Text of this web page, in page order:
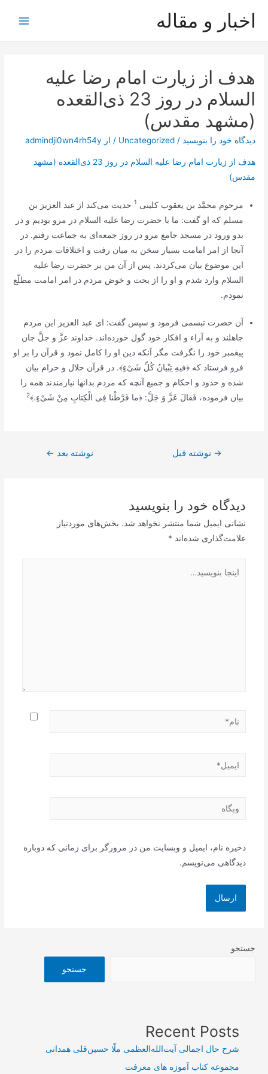
اخبار و مقاله
هدف از زیارت امام رضا علیه
السلام در روز 23 ذی‌القعده
(مشهد مقدس)
دیدگاه‌ خود را بنویسید /
Uncategorized / از admindji0wn4rh54y
هدف از زیارت امام رضا علیه السلام در روز 23 ذی‌القعده (مشهد
مقدس)
مرحوم محمَّد بن يعقوب كلينى 1 حديث مى‌كند از عبد العزيز بن
مسلم كه او گفت: ما با حضرت رضا علیه السلام در مرو بوديم و در
بدو ورود در مسجد جامع مرو در روز جمعه‌اى به جماعت‌ رفتم. در
آنجا از امر امامت بسيار سخن به ميان رفت و اختلافات مردم را در
اين موضوع بيان مى‌كردند. پس از آن من بر حضرت رضا عليه
السلام وارد شدم و او را از بحث و خوض مردم در امر امامت مطلّع
نمودم.
آن حضرت تبسمى فرمود و سپس گفت: اى عبد العزيز اين مردم
جاهلند و به آراء و افكار خود گول خورده‌اند. خداوند عزَّ و جلَّ جان
پيغمبر خود را نگرفت مگر آنكه دين او را كامل نمود و قرآن را بر او
فرو فرستاد كه ﴿فيهِ تِبْيانُ كُلِّ شَىْ‌ءٍ﴾. در قرآن حلال و حرام بيان
شده و حدود و احكام و جميع آنچه كه مردم بدانها نيازمندند همه را
بيان فرموده، فَقالَ عَزَّ وَ جَلَّ: ﴿ما فَرَّطْنا فِى الْكِتابِ مِنْ شَىْ‌ءٍ.﴾2
راهبری→ نوشته قبل نوشته بعد ←
دیدگاه‌ خود را بنویسید
نشانی ایمیل شما منتشر نخواهد شد. بخش‌های موردنیاز
علامت‌گذاری شده‌اند *
بنویسید…
نام*
ایمیل*
وبگاه
ذخیره نام، ایمیل و وبسایت من در مرورگر برای زمانی که دوباره
دیدگاهی می‌نویسم.
جستجو
جستجو
Recent Posts
شرح حال اجمالی آیت‌الله‌العظمی ملّا حسین‌قلی همدانی
مجموعه کتاب آموزه های معرفت